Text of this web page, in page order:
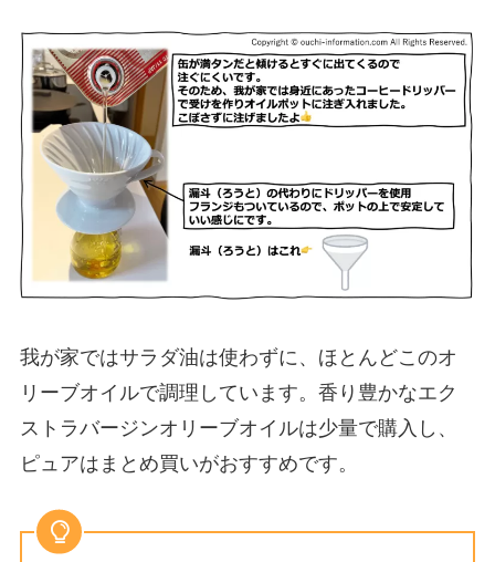
我が家ではサラダ油は使わずに、ほとんどこのオ
リーブオイルで調理しています。香り豊かなエク
ストラバージンオリーブオイルは少量で購入し、
ピュアはまとめ買いがおすすめです。